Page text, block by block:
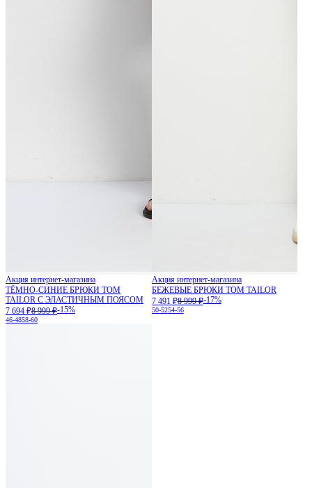
Акция интернет-магазина
ТЁМНО-СИНИЕ БРЮКИ TOM
TAILOR С ЭЛАСТИЧНЫМ ПОЯСОМ
7 694 ₽8 999 ₽-15%
46-4858-60
Акция интернет-магазина
БЕЖЕВЫЕ БРЮКИ TOM TAILOR
7 491 ₽8 999 ₽-17%
50-5254-56